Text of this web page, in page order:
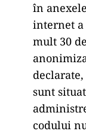
în
internet
mult 30
sunt
codului